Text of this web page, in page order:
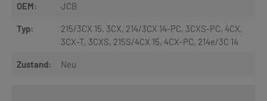
OEM:
JCB
Typ: 215/3CX 15, 3CX, 214/3CX 14-PC, 3CXS-PC, 4CX,
3CX-T, 3CXS, 215S/4CX 15, 4CX-PC, 214e/3C 14
Zustand: Neu